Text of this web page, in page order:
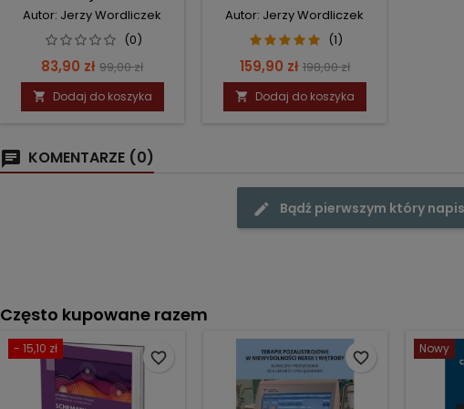
TOM 1. BÓL OSTRY.
Autor: Jerzy Wordliczek
(0)
Cena
83,90 zł Cena
podstawowa
99,00 zł
 Dodaj do koszyka
TOM 1-2
Autor: Jerzy Wordliczek
(1)
Cena
159,90 zł Cena
podstawowa
198,00 zł
 Dodaj do koszyka
KOMENTARZE (0)
Bądź pierwszym który
Często kupowane razem
- 15,10 zł
favorite_border favorite_border
Nowy